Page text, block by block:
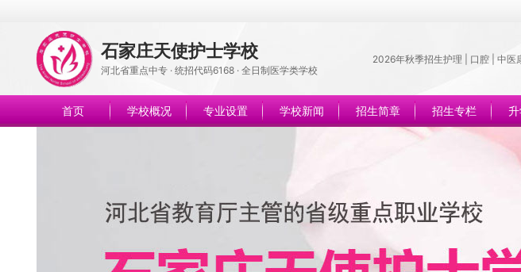
石家庄天使护士学校
河北省重点中专 · 统招代码6168 · 全日制医学类学校
2026年秋季招生护理 | 口腔 | 中医
首页 学校概况 专业设置 学校新闻 招生简章 招生专栏